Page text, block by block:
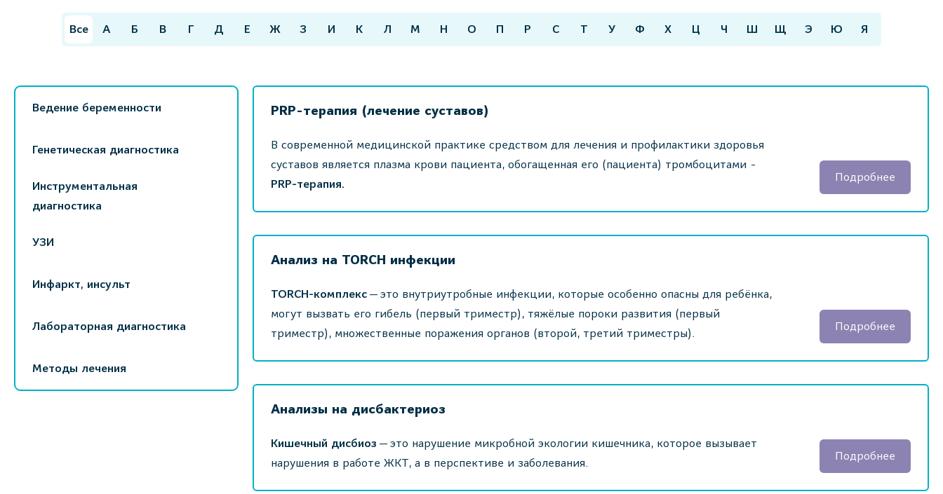
Все А Б В Г Д Е Ж З И К Л М Н О П Р С Т У Ф Х Ц Ч Ш Щ Э Ю Я
Ведение беременности
Генетическая диагностика
Инструментальная
диагностика
УЗИ
Инфаркт, инсульт
Лабораторная диагностика
Методы лечения
PRP-терапия (лечение суставов)
В современной медицинской практике средством для лечения и профилактики здоровья
суставов является плазма крови пациента, обогащенная его (пациента) тромбоцитами -
PRP-терапия.
Подробнее
Анализ на TORCH инфекции
TORCH-комплекс— это внутриутробные инфекции, которые особенно опасны для ребёнка,
могут вызвать его гибель (первый триместр), тяжёлые пороки развития (первый
триместр), множественные поражения органов (второй, третий триместры).
Подробнее
Анализы на дисбактериоз
Кишечный дисбиоз — это нарушение микробной экологии кишечника, которое вызывает
нарушения в работе ЖКТ, а в перспективе и заболевания.
Подробнее